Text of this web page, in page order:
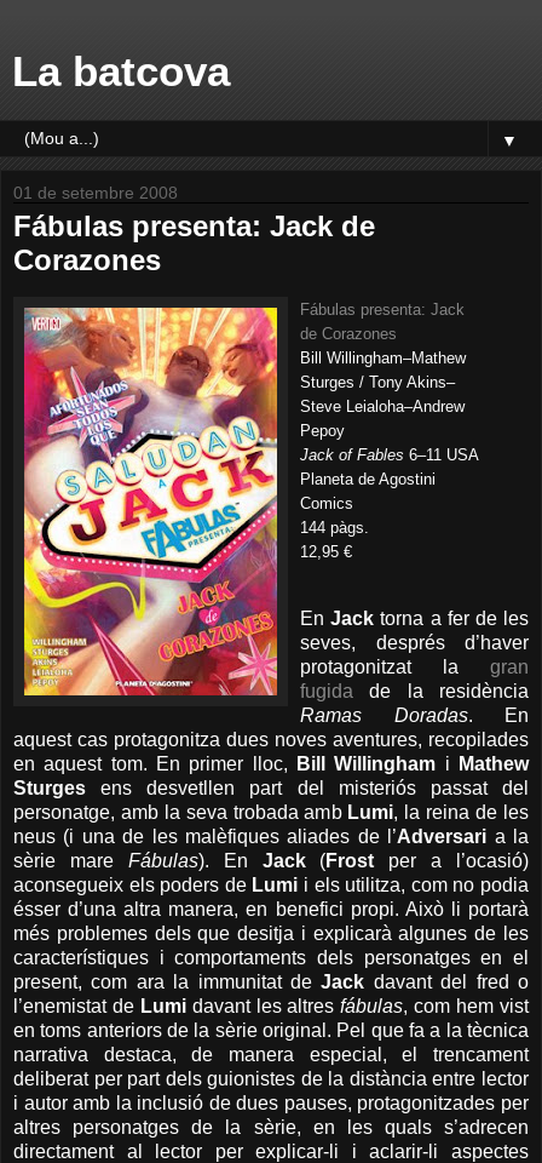
La batcova
▼
01 de setembre 2008
Fábulas presenta: Jack de
Corazones
Fábulas presenta: Jack
de Corazones
Bill Willingham–Mathew
Sturges / Tony Akins–
Steve Leialoha–Andrew
Pepoy
Jack of Fables 6–11 USA
Planeta de Agostini
Comics
144 pàgs.
12,95 €
EnJacktorna a fer de les
seves, després d’haver
protagonitzat la gran
fugidade la residència
Ramas Doradas. En
aquest cas protagonitza dues noves aventures, recopilades
en aquest tom. En primer lloc,
Bill Willingham i
Mathew
Sturges ens desvetllen part del misteriós passat del
personatge, amb la seva trobada amb Lumi, la reina de les
neus (i una de les malèfiques aliades de l’Adversari a la
sèrie mare Fábulas). En Jack (Frost per a l’ocasió)
aconsegueix els poders de Lumi i els utilitza, com no podia
ésser d’una altra manera, en benefici propi. Això li portarà
més problemes dels que desitja i explicarà algunes de les
característiques i comportaments dels personatges en el
present, com ara la immunitat deJack davant del fred o
l’enemistat de Lumi davant les altresfábulas, com hem vist
en toms anteriors de la sèrie original. Pel que fa a la tècnica
narrativa destaca, de manera especial, el trencament
deliberat per part dels guionistes de la distància entre lector
i autor amb la inclusió de dues pauses, protagonitzades per
altres personatges de la sèrie, en les quals s’adrecen
directament al lector per explicar-li i aclarir-li aspectes